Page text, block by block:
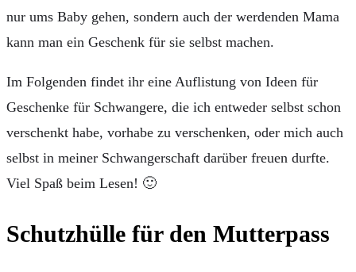
nur ums Baby gehen, sondern auch der werdenden Mama
kann man ein Geschenk für sie selbst machen.
Im Folgenden findet ihr eine Auflistung von Ideen für
Geschenke für Schwangere, die ich entweder selbst schon
verschenkt habe, vorhabe zu verschenken, oder mich auch
selbst in meiner Schwangerschaft darüber freuen durfte.
Viel Spaß beim Lesen! 🙂
Schutzhülle für den Mutterpass